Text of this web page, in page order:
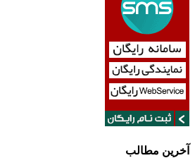
آخرین مطالب